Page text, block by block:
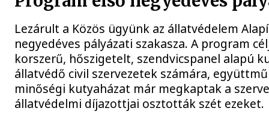
Lezárult a Közös ügyünk az állatvédelem
negyedéves pályázati szakasza. A program
korszerű, hőszigetelt, szendvicspanel alapú
állatvédő civil szervezetek számára,
minőségi kutyaházat már megkaptak a
állatvédelmi díjazottjai osztották szét ezeket.